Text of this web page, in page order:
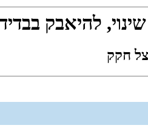
להיאבק
חקק